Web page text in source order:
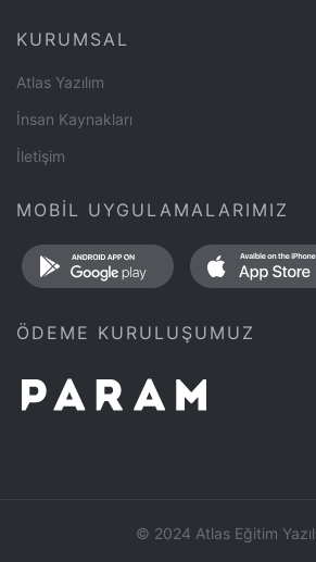
KURUMSAL
Atlas Yazılım
İnsan Kaynakları
İletişim
MOBİL UYGULAMALARIMIZ
ÖDEME KURULUŞUMUZ
© 2024 Atlas Eğitim